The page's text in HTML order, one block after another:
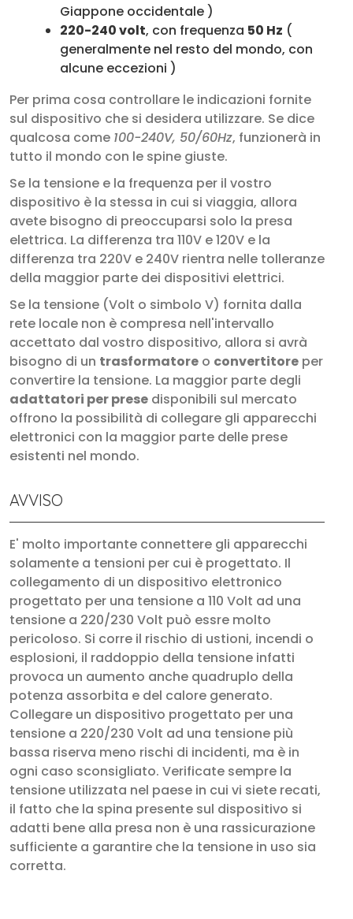
Giappone occidentale )
220-240 volt, con frequenza 50 Hz (
generalmente nel resto del mondo, con
alcune eccezioni )
Per prima cosa controllare le indicazioni fornite
sul dispositivo che si desidera utilizzare. Se dice
qualcosa come 100-240V, 50/60Hz, funzionerà in
tutto il mondo con le spine giuste.
Se la tensione e la frequenza per il vostro
dispositivo è la stessa in cui si viaggia, allora
avete bisogno di preoccuparsi solo la presa
elettrica. La differenza tra 110V e 120V e la
differenza tra 220V e 240V rientra nelle tolleranze
della maggior parte dei dispositivi elettrici.
Se la tensione (Volt o simbolo V) fornita dalla
rete locale non è compresa nell'intervallo
accettato dal vostro dispositivo, allora si avrà
bisogno di un trasformatore o convertitore per
convertire la tensione. La maggior parte degli
adattatori per prese disponibili sul mercato
offrono la possibilità di collegare gli apparecchi
elettronici con la maggior parte delle prese
esistenti nel mondo.
AVVISO
E' molto importante connettere gli apparecchi
solamente a tensioni per cui è progettato. Il
collegamento di un dispositivo elettronico
progettato per una tensione a 110 Volt ad una
tensione a 220/230 Volt può essre molto
pericoloso. Si corre il rischio di ustioni, incendi o
esplosioni, il raddoppio della tensione infatti
provoca un aumento anche quadruplo della
potenza assorbita e del calore generato.
Collegare un dispositivo progettato per una
tensione a 220/230 Volt ad una tensione più
bassa riserva meno rischi di incidenti, ma è in
ogni caso sconsigliato. Verificate sempre la
tensione utilizzata nel paese in cui vi siete recati,
il fatto che la spina presente sul dispositivo si
adatti bene alla presa non è una rassicurazione
sufficiente a garantire che la tensione in uso sia
corretta.